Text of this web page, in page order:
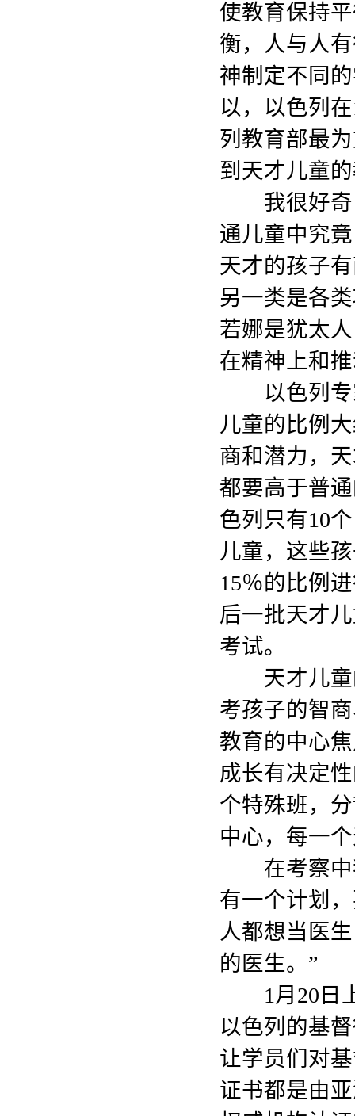
使教育保持
衡，人与人
神制定不同
以，以色列
列教育部最
到天才儿童
我很好奇
通儿童中究
天才的孩子
另一类是各
若娜是犹太
在精神上和
以色列专
儿童的比例
商和潜力，
都要高于普
色列只有10
儿童，这些
15％的比例
后一批天才
考试。
天才儿童
考孩子的智
教育的中心
成长有决定
个特殊班，
中心，每一
在考察中
有一个计划
人都想当医
的医生。”
1月20日上
以色列的基
让学员们对
证书都是由